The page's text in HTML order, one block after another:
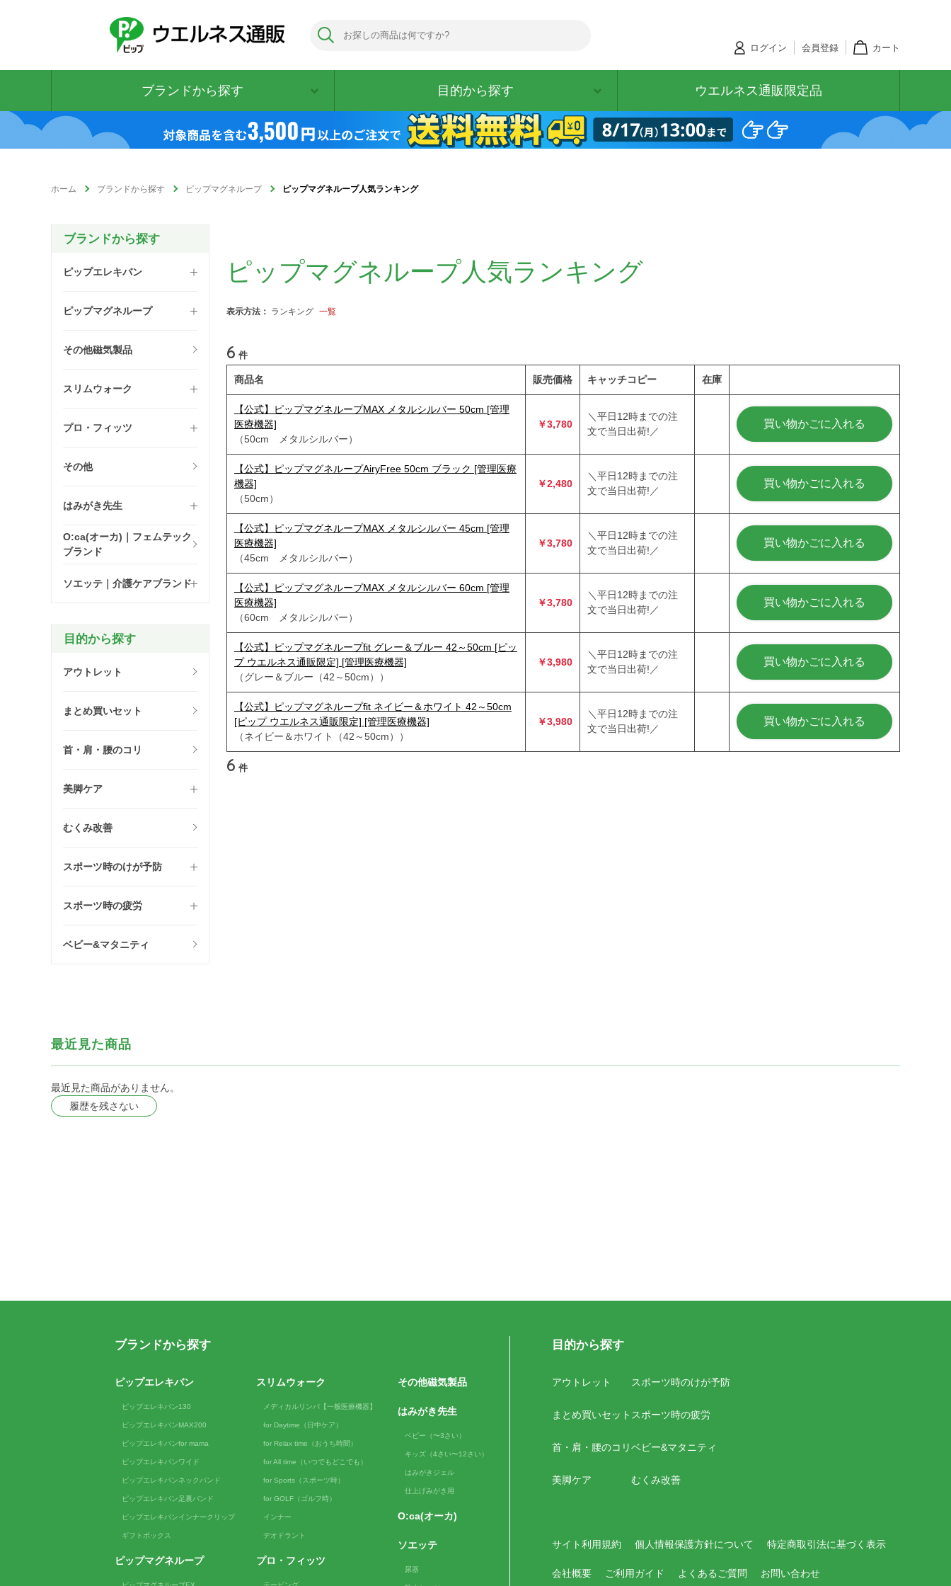
ログイン 会員登録 カート
ブランドから探す 目的から探す ウエルネス通販限定品
ホーム ブランドから探す ピップマグネループ ピップマグネループ人気ランキング
ブランドから探す
ピップエレキバン
ピップマグネループ
その他磁気製品
スリムウォーク
プロ・フィッツ
その他
はみがき先生
O:ca(オーカ)｜フェムテック
ブランド
ソエッテ｜介護ケアブランド
目的から探す
アウトレット
まとめ買いセット
首・肩・腰のコリ
美脚ケア
むくみ改善
スポーツ時のけが予防
スポーツ時の疲労
ベビー&マタニティ
ピップマグネループ人気ランキング
表示方法： ランキング 一覧
6 件
商品名 販売価格 キャッチコピー 在庫
【公式】ピップマグネループMAX メタルシルバー 50cm [管理
医療機器]
（50cm メタルシルバー）
￥3,780
＼平日12時までの注
文で当日出荷!／
買い物かごに入れる
【公式】ピップマグネループAiryFree 50cm ブラック [管理医療
機器]
（50cm）
￥2,480
＼平日12時までの注
文で当日出荷!／
買い物かごに入れる
【公式】ピップマグネループMAX メタルシルバー 45cm [管理
医療機器]
（45cm メタルシルバー）
￥3,780
＼平日12時までの注
文で当日出荷!／
買い物かごに入れる
【公式】ピップマグネループMAX メタルシルバー 60cm [管理
医療機器]
（60cm メタルシルバー）
￥3,780
＼平日12時までの注
文で当日出荷!／
買い物かごに入れる
【公式】ピップマグネループfit グレー＆ブルー 42～50cm [ピッ
プ ウエルネス通販限定] [管理医療機器]
（グレー＆ブルー（42～50cm））
￥3,980
＼平日12時までの注
文で当日出荷!／
買い物かごに入れる
【公式】ピップマグネループfit ネイビー＆ホワイト 42～50cm
[ピップ ウエルネス通販限定] [管理医療機器]
（ネイビー＆ホワイト（42～50cm））
￥3,980
＼平日12時までの注
文で当日出荷!／
買い物かごに入れる
6 件
最近見た商品
最近見た商品がありません。
履歴を残さない
ブランドから探す
ピップエレキバン
ピップエレキバン130
ピップエレキバンMAX200
ピップエレキバンfor mama
ピップエレキバンワイド
ピップエレキバンネックバンド
ピップエレキバン足裏バンド
ピップエレキバンインナークリップ
ギフトボックス
ピップマグネループ
スリムウォーク
メディカルリンパ【一般医療機器】
for Daytime（日中ケア）
for Relax time（おうち時間）
for All time（いつでもどこでも）
for Sports（スポーツ時）
for GOLF（ゴルフ時）
インナー
デオドラント
プロ・フィッツ
その他磁気製品
はみがき先生
ベビー（〜3さい）
キッズ（4さい〜12さい）
はみがきジェル
仕上げみがき用
O:ca(オーカ)
ソエッテ
尿器
目的から探す
アウトレット
まとめ買いセット
首・肩・腰のコリ
美脚ケア
スポーツ時のけが予防
スポーツ時の疲労
ベビー&マタニティ
むくみ改善
サイト利用規約 個人情報保護方針について 特定商取引法に基づく表示
会社概要 ご利用ガイド よくあるご質問 お問い合わせ